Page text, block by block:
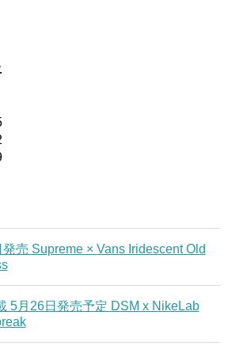
売 Supreme × Vans Iridescent Old
5月26日発売予定 DSM x NikeLab